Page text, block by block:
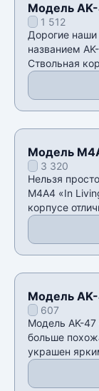
Модель
CSS v34
1 512
Дорогие наши
названием
Ствольная
Модель
3 320
Нельзя
М4А4 «In
корпусе
Модель AK-
607
Модель AK-47
больше
украшен